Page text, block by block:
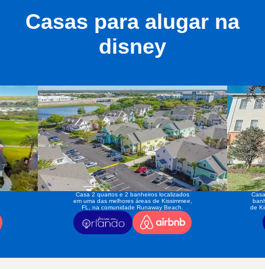
Casas para alugar na
disney
Casa 2 quartos e 2 banheiros localizados
em uma das melhores áreas de Kissimmee,
FL, na comunidade Runaway Beach.
de